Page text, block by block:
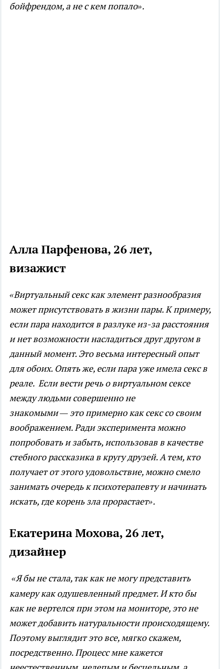
бойфрендом, а не с кем попало».
Алла Парфенова, 26 лет,
визажист
«Виртуальный секс как элемент разнообразия
может присутствовать в жизни пары. К примеру,
если пара находится в разлуке из-за расстояния
и нет возможности насладиться друг другом в
данный момент. Это весьма интересный опыт
для обоих. Опять же, если пара уже имела секс в
реале. Если вести речь о виртуальном сексе
между людьми совершенно не
знакомыми— это примерно как секс со своим
воображением. Ради эксперимента можно
попробовать и забыть, использовав в качестве
стебного рассказика в кругу друзей. А тем, кто
получает от этого удовольствие, можно смело
занимать очередь к психотерапевту и начинать
искать, где корень зла прорастает».
Екатерина Мохова, 26 лет,
дизайнер
«Я бы не стала, так как не могу представить
камеру как одушевленный предмет. И кто бы
как не вертелся при этом на мониторе, это не
может добавить натуральности происходящему.
Поэтому выглядит это все, мягко скажем,
посредственно. Процесс мне кажется